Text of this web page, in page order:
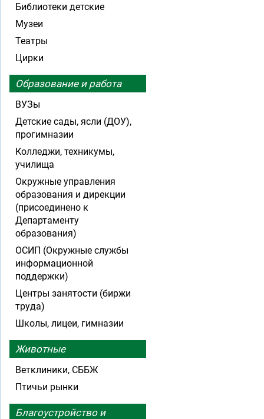
Библиотеки детские
Музеи
Театры
Цирки
Образование и работа
ВУЗы
Детские сады, ясли (ДОУ),
прогимназии
Колледжи, техникумы,
училища
Окружные управления
образования и дирекции
(присоединено к
Департаменту
образования)
ОСИП (Окружные службы
информационной
поддержки)
Центры занятости (биржи
труда)
Школы, лицеи, гимназии
Животные
Ветклиники, СББЖ
Птичьи рынки
Благоустройство и